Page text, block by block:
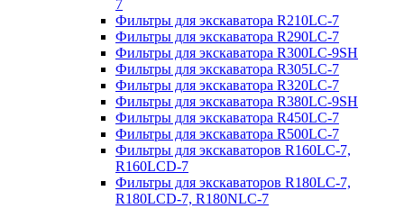
7
Фильтры для экскаватора R210LC-7
Фильтры для экскаватора R290LC-7
Фильтры для экскаватора R300LC-9SH
Фильтры для экскаватора R305LC-7
Фильтры для экскаватора R320LC-7
Фильтры для экскаватора R380LC-9SH
Фильтры для экскаватора R450LC-7
Фильтры для экскаватора R500LC-7
Фильтры для экскаваторов R160LC-7,
R160LCD-7
Фильтры для экскаваторов R180LC-7,
R180LCD-7, R180NLC-7